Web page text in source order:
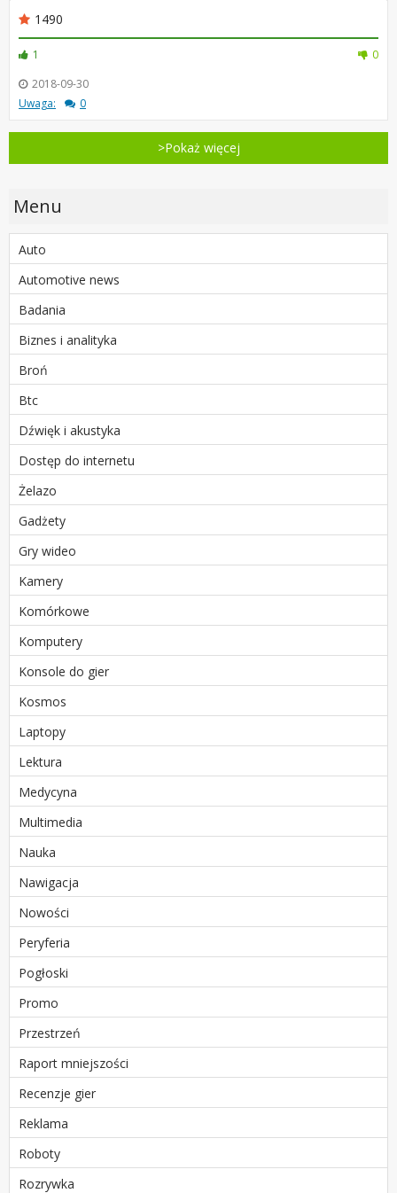
1490
1
0
2018-09-30
Uwaga:
0
>Pokaż więcej
Menu
Auto
Automotive news
Badania
Biznes i analityka
Broń
Btc
Dźwięk i akustyka
Dostęp do internetu
Żelazo
Gadżety
Gry wideo
Kamery
Komórkowe
Komputery
Konsole do gier
Kosmos
Laptopy
Lektura
Medycyna
Multimedia
Nauka
Nawigacja
Nowości
Peryferia
Pogłoski
Promo
Przestrzeń
Raport mniejszości
Recenzje gier
Reklama
Roboty
Rozrywka